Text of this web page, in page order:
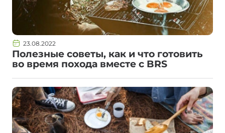
23.08.2022
Полезные советы, как и что готовить
во время похода вместе с BRS